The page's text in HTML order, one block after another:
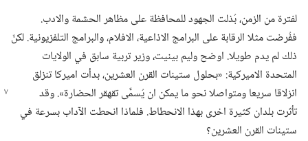
لفترة من الزمن،‏ بُذلت الجهود للمحافظة على مظاهر الحشمة والادب.‏
ففُرضت مثلا الرقابة على البرامج الاذاعية،‏ الافلام،‏ والبرامج التلفزيونية.‏ لكنّ
ذلك لم يدم طويلا.‏ اوضح وليم بينيت،‏ وزير تربية سابق في الولايات
المتحدة الاميركية:‏ «بحلول ستينات القرن العشرين،‏ بدأت اميركا تنزلق
انزلاقا سريعا ومتواصلا نحو ما يمكن ان يُسمَّى تقهقر الحضارة».‏ وقد
تأثرت بلدان كثيرة اخرى بهذا الانحطاط.‏ فلماذا انحطت الآداب بسرعة في
ستينات القرن العشرين؟‏